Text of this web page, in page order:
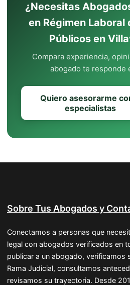
¿Necesitas
en Régimen Laboral
Públicos en
Compara experiencia,
abogado te responde
Quiero asesorarme
especialistas
Sobre Tus Abogados y
Conectamos a personas que
legal con abogados verificados en
publicar a un abogado, verificamos
Rama Judicial, consultamos
revisamos su trayectoria. Desde